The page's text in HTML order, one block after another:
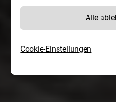
Cookie-Einstellungen
Alle